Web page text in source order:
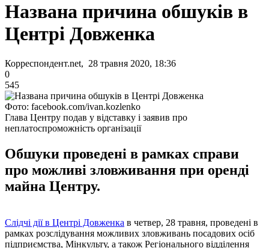
Названа причина обшуків в
Центрі Довженка
Корреспондент.net, 28 травня 2020, 18:36
0
545
Фото: facebook.com/ivan.kozlenko
Глава Центру подав у відставку і заявив про
неплатоспроможність організації
Обшуки проведені в рамках справи
про можливі зловживання при оренді
майна Центру.
Слідчі дії в Центрі Довженка в четвер, 28 травня, проведені в
рамках розслідування можливих зловживань посадових осіб
підприємства, Мінкульту, а також Регіонального відділення